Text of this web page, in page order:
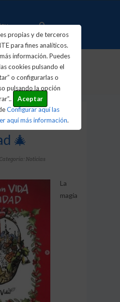
propias y de terceros
para fines analíticos.
información. Puedes
cookies pulsando el
o configurarlas o
pulsando la opción
Aceptar
Configurar aquí las
aquí más información.
Noticias
VIDA en Navidad 🎄
con VIDA
🎄
Categoría: Noticias
La
magia